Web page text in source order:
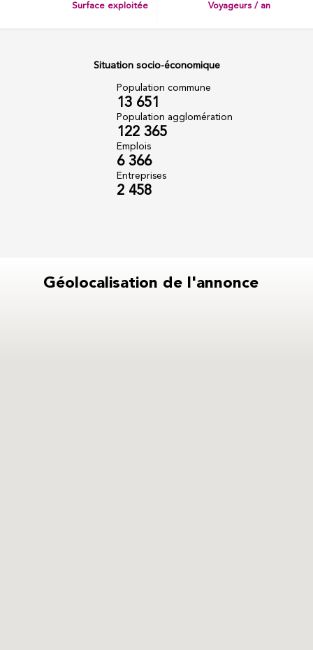
Surface exploitée Voyageurs / an
Situation socio-économique
Population commune
13 651
Population agglomération
122 365
Emplois
6 366
Entreprises
2 458
Géolocalisation de l'annonce